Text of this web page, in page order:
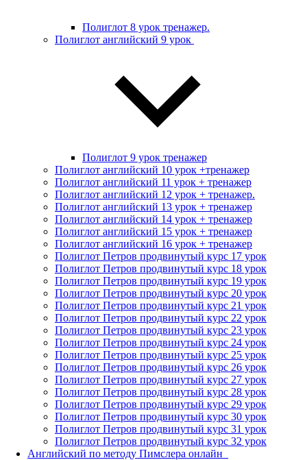
Полиглот 8 урок тренажер.
Полиглот английский 9 урок
Полиглот 9 урок тренажер
Полиглот английский 10 урок +тренажер
Полиглот английский 11 урок + тренажер
Полиглот английский 12 урок + тренажер.
Полиглот английский 13 урок + тренажер
Полиглот английский 14 урок + тренажер
Полиглот английский 15 урок + тренажер
Полиглот английский 16 урок + тренажер
Полиглот Петров продвинутый курс 17 урок
Полиглот Петров продвинутый курс 18 урок
Полиглот Петров продвинутый курс 19 урок
Полиглот Петров продвинутый курс 20 урок
Полиглот Петров продвинутый курс 21 урок
Полиглот Петров продвинутый курс 22 урок
Полиглот Петров продвинутый курс 23 урок
Полиглот Петров продвинутый курс 24 урок
Полиглот Петров продвинутый курс 25 урок
Полиглот Петров продвинутый курс 26 урок
Полиглот Петров продвинутый курс 27 урок
Полиглот Петров продвинутый курс 28 урок
Полиглот Петров продвинутый курс 29 урок
Полиглот Петров продвинутый курс 30 урок
Полиглот Петров продвинутый курс 31 урок
Полиглот Петров продвинутый курс 32 урок
Английский по методу Пимслера онлайн_